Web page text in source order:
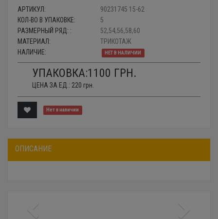
АРТИКУЛ:
90231745 15-62
КОЛ-ВО В УПАКОВКЕ:
5
РАЗМЕРНЫЙ РЯД: :
52,54,56,58,60
МАТЕРИАЛ:
ТРИКОТАЖ
НАЛИЧИЕ:
НЕТ В НАЛИЧИИ
УПАКОВКА:1100 ГРН.
ЦЕНА ЗА ЕД.: 220 грн.
Нет в наличии
ОПИСАНИЕ